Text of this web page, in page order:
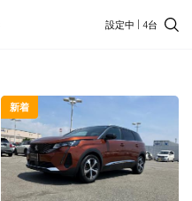
設定中 4台
新着